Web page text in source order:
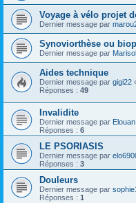
Voyage à vélo projet
Dernier message par
Synoviorthèse ou
Dernier message par Marisol
Aides technique
Dernier message par gigi22
Réponses : 49
Invalidite
Dernier message par Elouan
Réponses : 6
LE PSORIASIS
Dernier message par
Réponses : 3
Douleurs
Dernier message par
Réponses : 1